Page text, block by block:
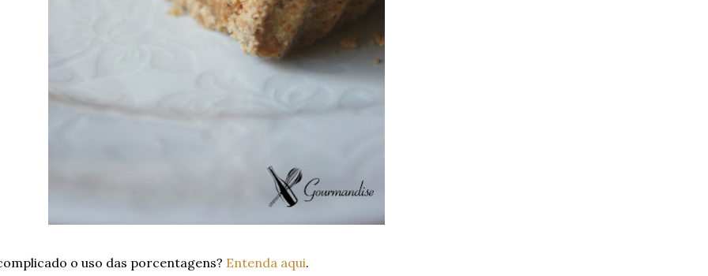
o uso das porcentagens? Entenda aqui.